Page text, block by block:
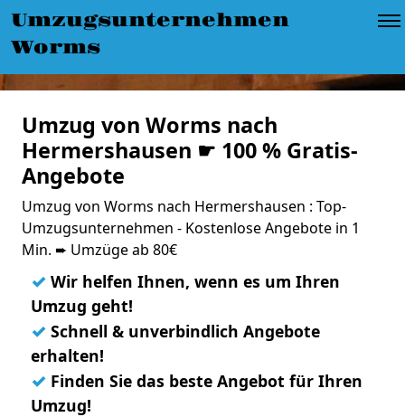
Umzugsunternehmen
Worms
Umzug von Worms nach
Hermershausen ☛ 100 % Gratis-
Angebote
Umzug von Worms nach Hermershausen : Top-
Umzugsunternehmen - Kostenlose Angebote in 1
Min. ➨ Umzüge ab 80€
✓ Wir helfen Ihnen, wenn es um Ihren
Umzug geht!
✓ Schnell & unverbindlich Angebote
erhalten!
✓ Finden Sie das beste Angebot für Ihren
Umzug!